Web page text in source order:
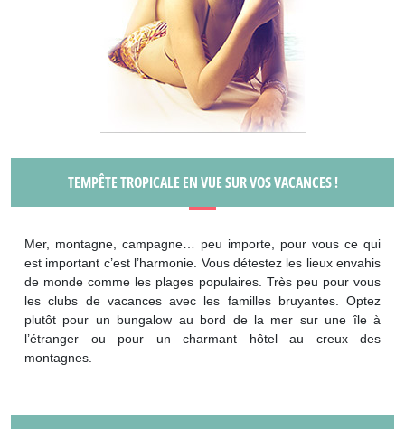
TEMPÊTE TROPICALE EN VUE SUR VOS VACANCES !
Mer, montagne, campagne… peu importe, pour vous ce qui
est important c’est l’harmonie. Vous détestez les lieux envahis
de monde comme les plages populaires. Très peu pour vous
les clubs de vacances avec les familles bruyantes. Optez
plutôt pour un bungalow au bord de la mer sur une île à
l’étranger ou pour un charmant hôtel au creux des
montagnes.